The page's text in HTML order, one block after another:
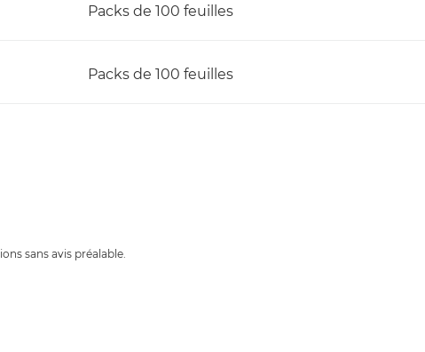
Packs de 100 feuilles
Packs de 100 feuilles
sans avis préalable.